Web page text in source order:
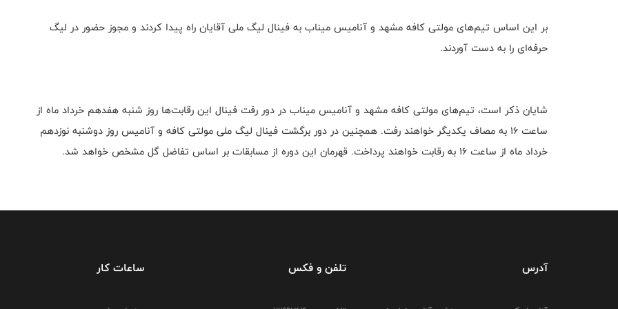
بر این اساس تیم‌های مولتی کافه مشهد و آنامیس میناب به فینال لیگ ملی آقایان راه پیدا کردند و مجوز حضور در لیگ
حرفه‌ای را به دست آوردند.
شایان ذکر است، تیم‌های مولتی کافه مشهد و آنامیس میناب در دور رفت فینال این رقابت‌ها روز شنبه هفدهم خرداد ماه از
ساعت ۱۶ به مصاف یکدیگر خواهند رفت. همچنین در دور برگشت فینال لیگ ملی مولتی کافه و آنامیس روز دوشنبه نوزدهم
خرداد ماه از ساعت ۱۶ به رقابت خواهند پرداخت‌. قهرمان این دوره از مسابقات بر اساس تفاضل گل مشخص خواهد شد.
آدرس تلفن و فکس ساعات کار